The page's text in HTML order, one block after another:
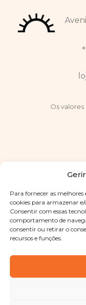
Para fornecer as
cookies para armazenar
Consentir com essas
comportamento de
consentir ou retirar o
recursos e funções.
Os
Copyright © 2025
reservadosPolítica
Designed byShift